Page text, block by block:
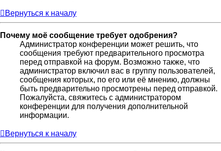
Вернуться к началу
Почему моё сообщение требует одобрения?
Администратор конференции может решить, что
сообщения требуют предварительного просмотра
перед отправкой на форум. Возможно также, что
администратор включил вас в группу пользователей,
сообщения которых, по его или её мнению, должны
быть предварительно просмотрены перед отправкой.
Пожалуйста, свяжитесь с администратором
конференции для получения дополнительной
информации.
Вернуться к началу